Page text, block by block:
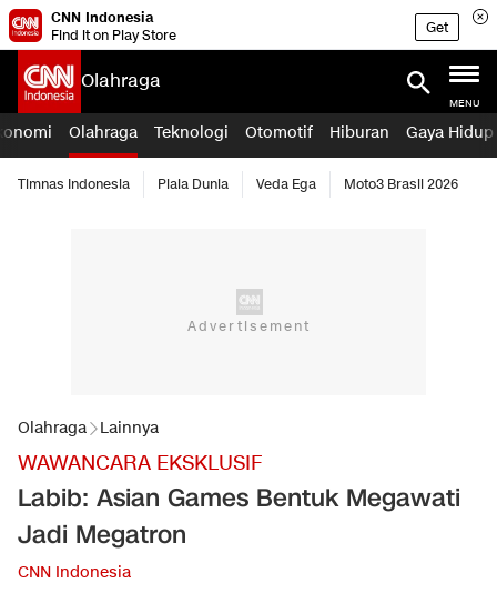
CNN Indonesia
Find it on Play Store
Get
Olahraga
MENU
Olahraga Teknologi Otomotif Hiburan Gaya Hidup
Timnas Indonesia Piala Dunia Veda Ega Moto3 Brasil 2026
Olahraga Lainnya
WAWANCARA EKSKLUSIF
Labib: Asian Games Bentuk Megawati
Jadi Megatron
CNN Indonesia